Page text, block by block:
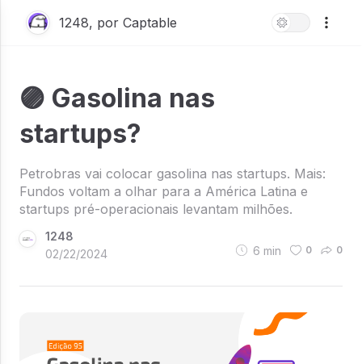
1248, por Captable
🟣 Gasolina nas
startups?
Petrobras vai colocar gasolina nas startups. Mais:
Fundos voltam a olhar para a América Latina e
startups pré-operacionais levantam milhões.
1248
02/22/2024
6 min 0 0